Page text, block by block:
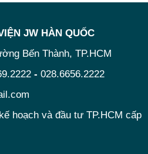
JW HÀN QUỐC
Bến Thành, TP.HCM
- 028.6656.2222
hoạch và đầu tư TP.HCM cấp